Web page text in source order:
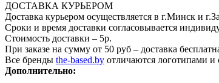
ДОСТАВКА КУРЬЕРОМ
Доставка курьером осуществляется в г.Минск и
Сроки и время доставки согласовывается
Стоимость доставки – 5р.
При заказе на сумму от 50 руб – доставка
Все бренды the-based.by отличаются логотипами и
Дополнительно: